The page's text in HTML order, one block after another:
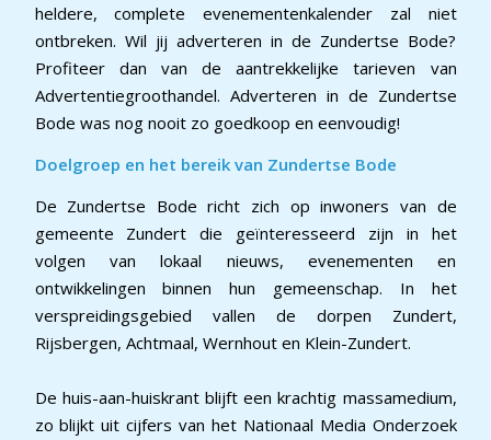
heldere, complete evenementenkalender zal niet
ontbreken. Wil jij adverteren in de Zundertse Bode?
Profiteer dan van de aantrekkelijke tarieven van
Advertentiegroothandel. Adverteren in de Zundertse
Bode was nog nooit zo goedkoop en eenvoudig!
Doelgroep en het bereik van Zundertse Bode
De Zundertse Bode richt zich op inwoners van de
gemeente Zundert die geïnteresseerd zijn in het
volgen van lokaal nieuws, evenementen en
ontwikkelingen binnen hun gemeenschap. In het
verspreidingsgebied vallen de dorpen Zundert,
Rijsbergen, Achtmaal, Wernhout en Klein-Zundert.
De huis-aan-huiskrant blijft een krachtig massamedium,
zo blijkt uit cijfers van het Nationaal Media Onderzoek